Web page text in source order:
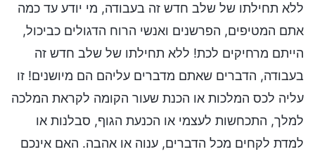
ללא תחילתו של שלב חדש זה בעבודה, מי יודע עד כמה
אתם המטיפים, הפרשנים ואנשי הרוח הדגולים כביכול,
הייתם מרחיקים לכת! ללא תחילתו של שלב חדש זה
בעבודה, הדברים שאתם מדברים עליהם הם מיושנים! זו
עליה לכס המלכות או הכנת שעור הקומה לקראת המלכה
למלך, התכחשות לעצמי או הכנעת הגוף, סבלנות או
למדת לקחים מכל הדברים, ענוה או אהבה. האם אינכם